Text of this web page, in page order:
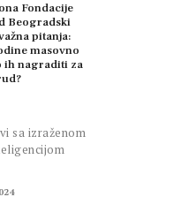
Fondacije
Beogradski
pitanja:
masovno
ih nagraditi za